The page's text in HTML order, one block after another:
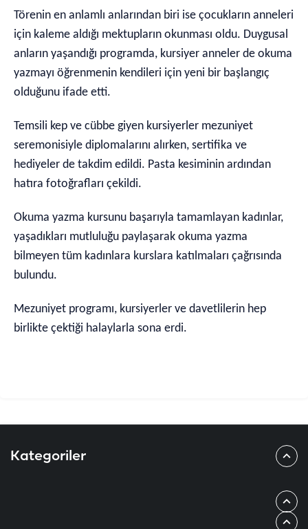
Törenin en anlamlı anlarından biri ise çocukların anneleri
için kaleme aldığı mektupların okunması oldu. Duygusal
anların yaşandığı programda, kursiyer anneler de okuma
yazmayı öğrenmenin kendileri için yeni bir başlangıç
olduğunu ifade etti.
Temsili kep ve cübbe giyen kursiyerler mezuniyet
seremonisiyle diplomalarını alırken, sertifika ve
hediyeler de takdim edildi. Pasta kesiminin ardından
hatıra fotoğrafları çekildi.
Okuma yazma kursunu başarıyla tamamlayan kadınlar,
yaşadıkları mutluluğu paylaşarak okuma yazma
bilmeyen tüm kadınlara kurslara katılmaları çağrısında
bulundu.
Mezuniyet programı, kursiyerler ve davetlilerin hep
birlikte çektiği halaylarla sona erdi.
Kategoriler